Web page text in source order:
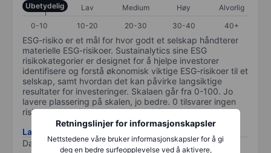
Retningslinjer for informasjonskapsler
Nettstedene våre bruker informasjonskapsler for å gi
deg en bedre surfeopplevelse ved å aktivere,
Ubetydelig Lav Medium Høy
Alvorlig
0-10
10-20 20-30 30-40 40+
ESG-risiko er et mål for hvor godt et selskap håndterer
materielle ESG-risikoer. Sustainalytics sine ESG
risikokategorier er designet for å hjelpe investorer
identifisere og forstå økonomisk viktige ESG-risikoer til et
selskap, samt hvordan det kan påvirke langsiktige
resultater for investeringer. Skalaen går fra 0-100. Jo
lavere plassering på skalen, jo bedre. 0 tilsvarer ingen
risiko og 100 tilsvarer maksimal risiko.
Last ned metodikk for ESG-risiko
Data levert av
/